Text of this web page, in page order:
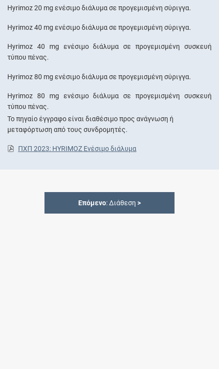
Hyrimoz 20 mg ενέσιμο διάλυμα σε προγεμισμένη σύριγγα.
Hyrimoz 40 mg ενέσιμο διάλυμα σε προγεμισμένη σύριγγα.
Hyrimoz 40 mg ενέσιμο διάλυμα σε προγεμισμένη συσκευή
τύπου πένας.
Hyrimoz 80 mg ενέσιμο διάλυμα σε προγεμισμένη σύριγγα.
Hyrimoz 80 mg ενέσιμο διάλυμα σε προγεμισμένη συσκευή
τύπου πένας.
Το πηγαίο έγγραφο είναι διαθέσιμο προς ανάγνωση ή
μεταφόρτωση από τους συνδρομητές.
ΠΧΠ 2023: HYRIMOZ Ενέσιμο διάλυμα
Επόμενο: Διάθεση >